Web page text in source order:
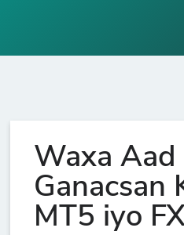
Waxa Aad
Ganacsan
MT5 iyo